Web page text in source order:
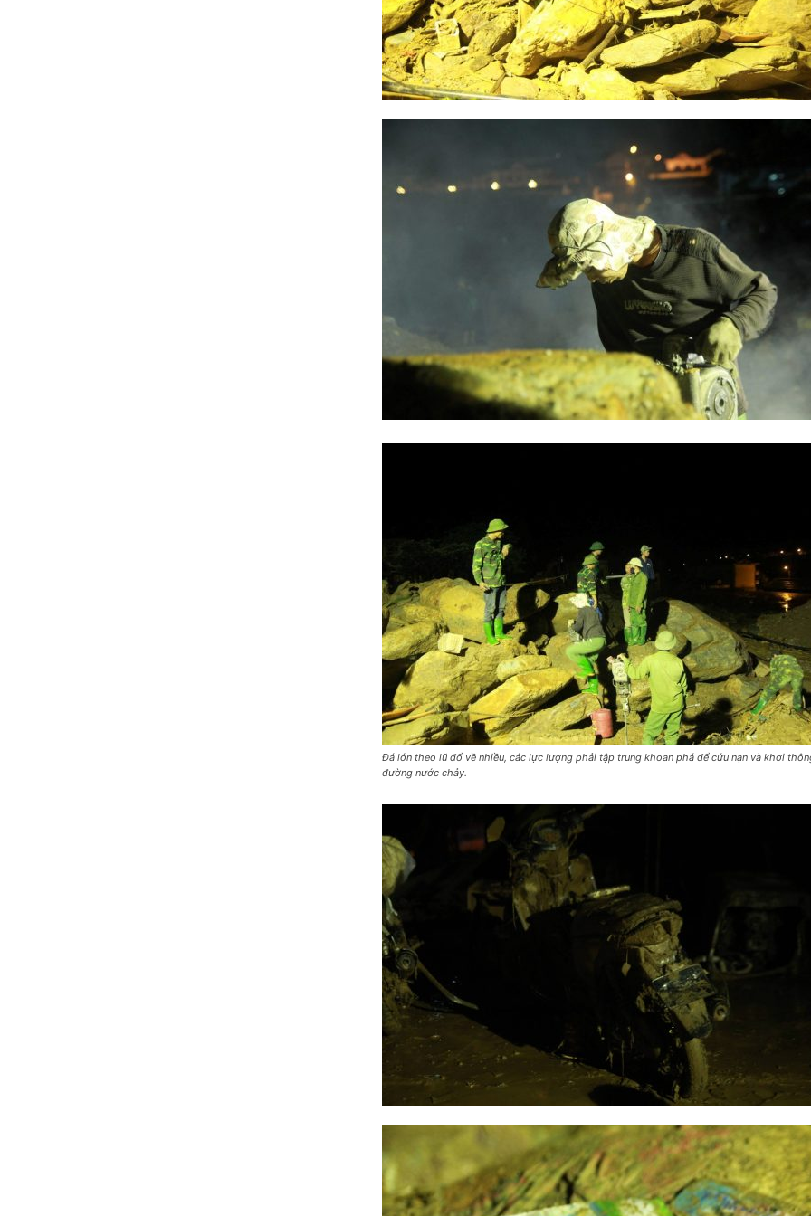
Đá lớn theo lũ đổ về nhiều, các lực lượng phải tập trung khoan phá để cứu nạn và khơi
đường nước chảy.